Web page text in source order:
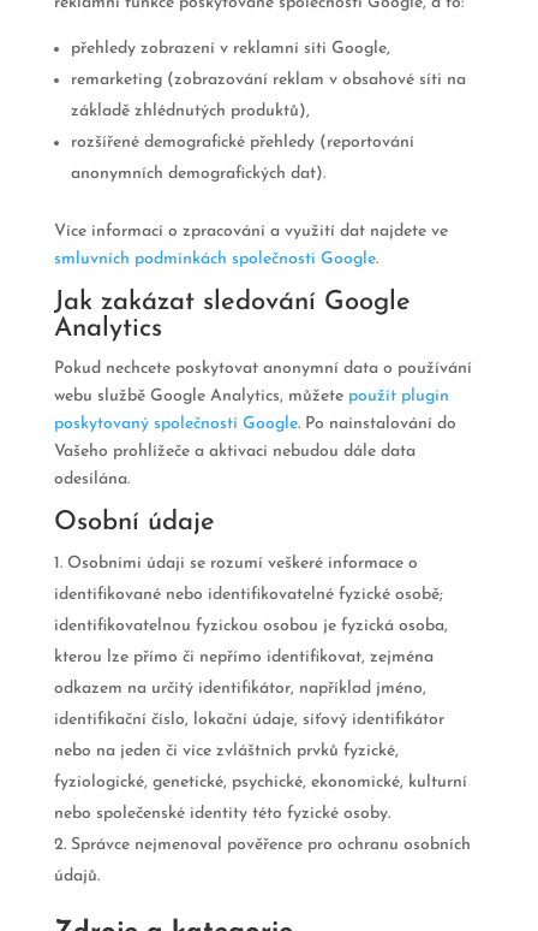
přehledy zobrazení v reklamní síti Google,
remarketing (zobrazování reklam v obsahové síti na
základě zhlédnutých produktů),
rozšířené demografické přehledy (reportování
anonymních demografických dat).
Více informací o zpracování a využití dat najdete ve
smluvních podmínkách společnosti Google.
Jak zakázat sledování Google
Analytics
Pokud nechcete poskytovat anonymní data o používání
webu službě Google Analytics, můžete použít plugin
poskytovaný společností Google. Po nainstalování do
Vašeho prohlížeče a aktivaci nebudou dále data
odesílána.
Osobní údaje
Osobními údaji se rozumí veškeré informace o
identifikované nebo identifikovatelné fyzické osobě;
identifikovatelnou fyzickou osobou je fyzická osoba,
kterou lze přímo či nepřímo identifikovat, zejména
odkazem na určitý identifikátor, například jméno,
identifikační číslo, lokační údaje, síťový identifikátor
nebo na jeden či více zvláštních prvků fyzické,
fyziologické, genetické, psychické, ekonomické, kulturní
nebo společenské identity této fyzické osoby.
Správce nejmenoval pověřence pro ochranu osobních
údajů.